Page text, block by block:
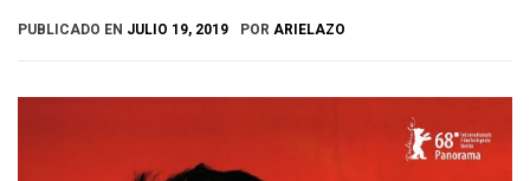
PUBLICADO EN JULIO 19, 2019 POR ARIELAZO